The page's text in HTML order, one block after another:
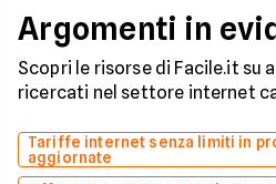
Argomenti in
Scopri le risorse di Facile.it su
ricercati nel settore internet
Tariffe internet senza limiti in
aggiornate